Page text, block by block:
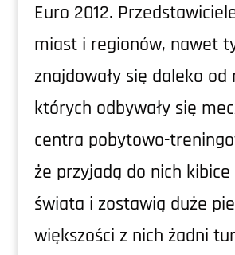
Euro 2012.
miast i regionów, nawet
znajdowały się daleko od
których odbywały się
centra pobytowo-
że przyjadą do nich kibice
świata i zostawią duże
większości z nich żadni